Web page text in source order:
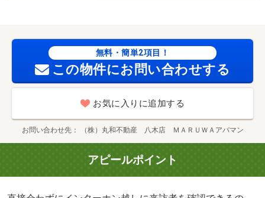
無料・簡単2項目！
この物件にお問い合わせする
お気に入りに追加する
お問い合わせ先 （株）丸和不動産 八木店 ＭＡＲＵＷＡアパマン
アピールポイント